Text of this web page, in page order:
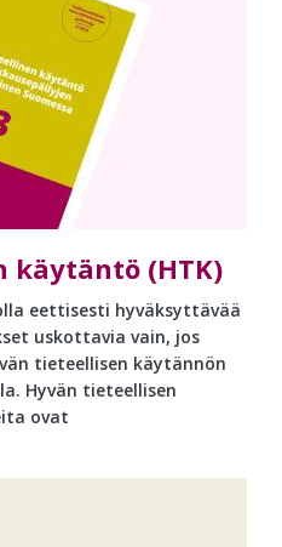
käytäntö (HTK)
eettisesti hyväksyttävää
uskottavia vain, jos
tieteellisen käytännön
Hyvän tieteellisen
ovat